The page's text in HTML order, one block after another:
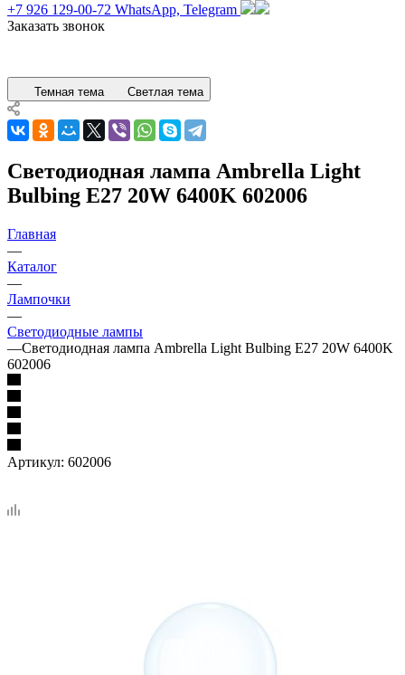
+7 926 129-00-72 WhatsApp, Telegram
Заказать звонок
Темная тема Светлая тема
Светодиодная лампа Ambrella Light
Bulbing E27 20W 6400K 602006
Главная
—
Каталог
—
Лампочки
—
Светодиодные лампы
—Светодиодная лампа Ambrella Light Bulbing E27 20W 6400K
602006
Артикул: 602006